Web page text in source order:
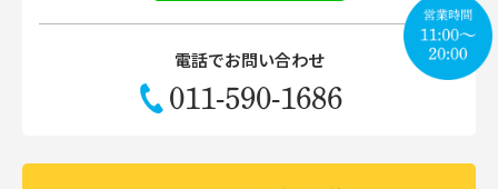
電話でお問い合わせ
011-590-1686